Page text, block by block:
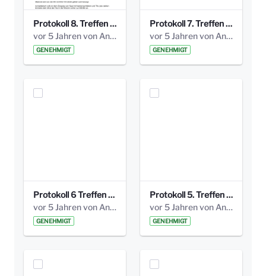
Protokoll 8. Treffen 20150330 AG Bismarckplatz.pdf
vor 5 Jahren von Anni Schlumberger
GENEHMIGT
Protokoll 7. Treffen 20150308 AG Bismarckplatz.pdf
vor 5 Jahren von Anni Schlumberger
GENEHMIGT
Protokoll 6 Treffen 20150205 AG Bismarckplatz.pdf
vor 5 Jahren von Anni Schlumberger
GENEHMIGT
Protokoll 5. Treffen 20141208 AG Bismarkplatz.pdf
vor 5 Jahren von Anni Schlumberger
GENEHMIGT